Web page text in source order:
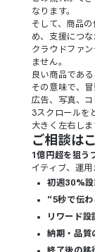
なります。
そして、商品
め、支援につな
クラウドファ
ません。
良い商品であ
その意味で、
広告、写真、
3スクロールを
大きく左右しま
ご相談は
1億円超を狙う
イティブ、運用
初週30%設
“5秒で伝
リワード設
納期・品質